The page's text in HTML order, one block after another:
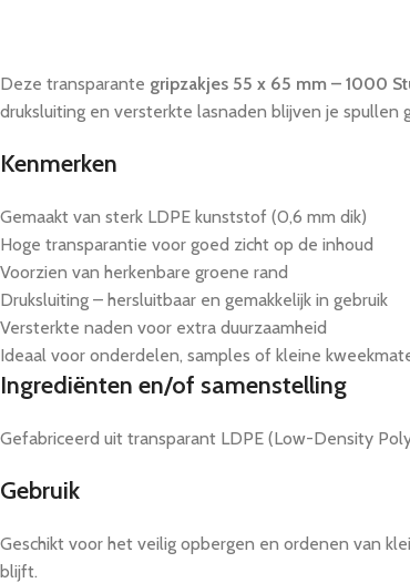
Deze transparante gripzakjes 55 x 65 mm – 1000
druksluiting en versterkte lasnaden blijven je spullen
Kenmerken
Gemaakt van sterk LDPE kunststof (0,6 mm dik)
Hoge transparantie voor goed zicht op de inhoud
Voorzien van herkenbare groene rand
Druksluiting – hersluitbaar en gemakkelijk in gebruik
Versterkte naden voor extra duurzaamheid
Ideaal voor onderdelen, samples of kleine
Ingrediënten en/of samenstelling
Gefabriceerd uit transparant LDPE (Low-Density
Gebruik
Geschikt voor het veilig opbergen en ordenen van
blijft.